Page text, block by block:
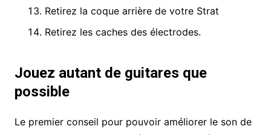
Retirez la coque arrière de votre Strat
Retirez les caches des électrodes.
Jouez autant de guitares que
possible
Le premier conseil pour pouvoir améliorer le son de